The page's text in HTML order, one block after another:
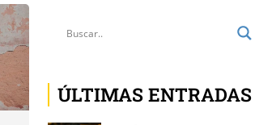
ÚLTIMAS ENTRADAS